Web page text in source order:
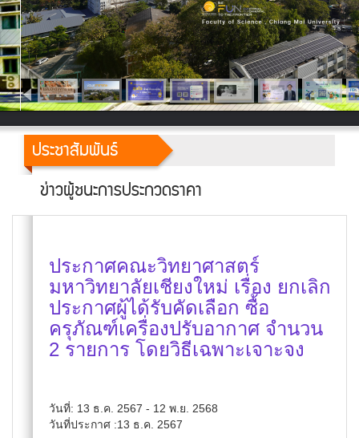
ประชาสัมพันธ์
ข่าวผู้ชนะการประกวดราคา
ประกาศคณะวิทยาศาสตร์
มหาวิทยาลัยเชียงใหม่ เรื่อง ยกเลิก
ประกาศผู้ได้รับคัดเลือก ซื้อ
ครุภัณฑ์เครื่องปรับอากาศ จำนวน
2 รายการ โดยวิธีเฉพาะเจาะจง
วันที่: 13 ธ.ค. 2567 - 12 พ.ย. 2568
วันที่ประกาศ :13 ธ.ค. 2567